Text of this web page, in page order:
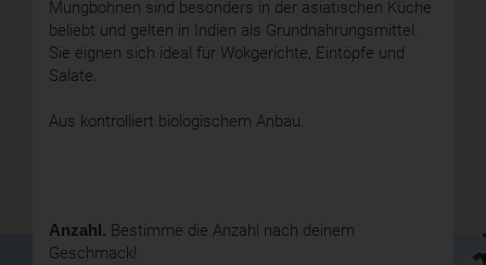
Mungbohnen sind besonders in der asiatischen Küche
beliebt und gelten in Indien als Grundnahrungsmittel.
Sie eignen sich ideal für Wokgerichte, Eintöpfe und
Salate.
Aus kontrolliert biologischem Anbau.
Anzahl. Bestimme die Anzahl nach deinem
Geschmack!